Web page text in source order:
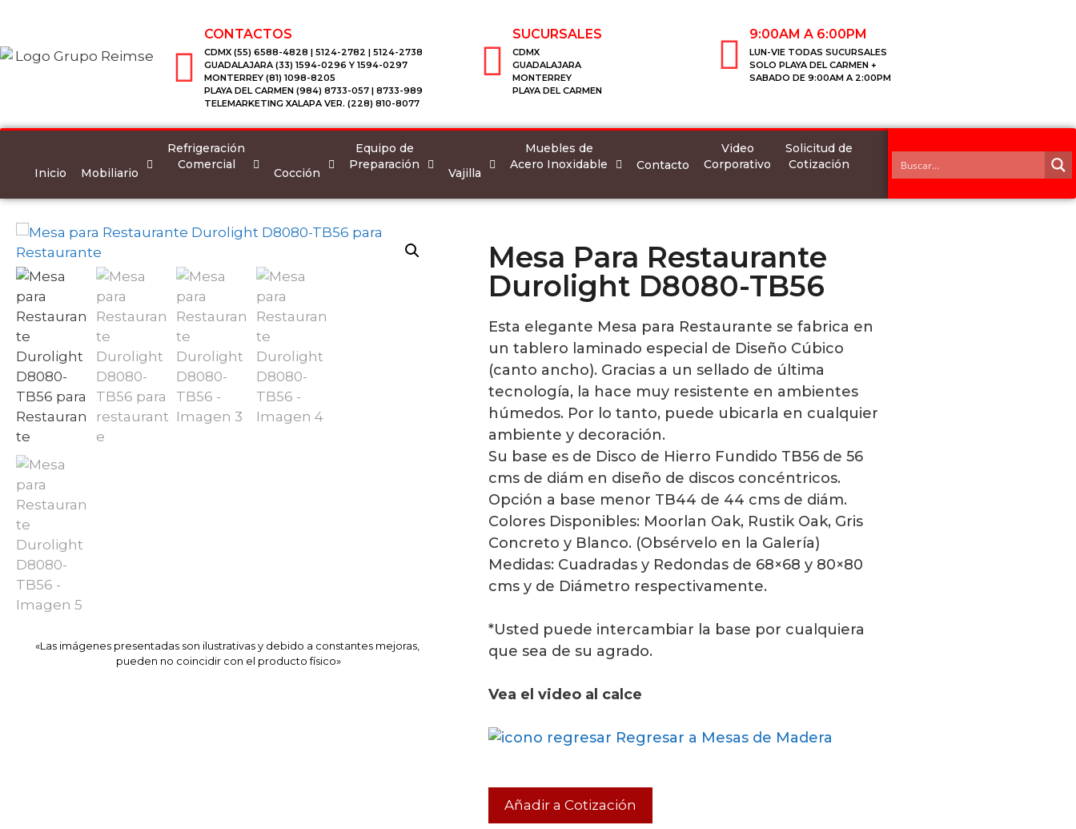
CONTACTOS
CDMX (55) 6588-4828 | 5124-2782 | 5124-2738
GUADALAJARA (33) 1594-0296 Y 1594-0297
MONTERREY (81) 1098-8205
PLAYA DEL CARMEN (984) 8733-057 | 8733-989
TELEMARKETING XALAPA VER. (228) 810-8077
SUCURSALES
CDMX
GUADALAJARA
MONTERREY
PLAYA DEL CARMEN
9:00AM A 6:00PM
LUN-VIE TODAS SUCURSALES
SOLO PLAYA DEL CARMEN +
SABADO DE 9:00AM A 2:00PM
Inicio Mobiliario
Refrigeración
Comercial
Cocción
Equipo de
Preparación
Vajilla
Muebles de
Acero Inoxidable
Contacto
Video
Corporativo
Solicitud de
Cotización
«Las imágenes presentadas son ilustrativas y debido a constantes mejoras,
pueden no coincidir con el producto físico»
Mesa Para Restaurante
Durolight D8080-TB56
Esta elegante Mesa para Restaurante se fabrica en
un tablero laminado especial de Diseño Cúbico
(canto ancho). Gracias a un sellado de última
tecnología, la hace muy resistente en ambientes
húmedos. Por lo tanto, puede ubicarla en cualquier
ambiente y decoración.
Su base es de Disco de Hierro Fundido TB56 de 56
cms de diám en diseño de discos concéntricos.
Opción a base menor TB44 de 44 cms de diám.
Colores Disponibles: Moorlan Oak, Rustik Oak, Gris
Concreto y Blanco. (Obsérvelo en la Galería)
Medidas: Cuadradas y Redondas de 68×68 y 80×80
cms y de Diámetro respectivamente.
*Usted puede intercambiar la base por cualquiera
que sea de su agrado.
Vea el video al calce
Regresar a Mesas de Madera
Añadir a Cotización